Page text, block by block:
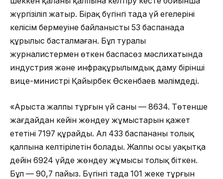
жүргізіліп жатыр. Бірақ бүгінгі таңда үй егелерінің
келісім бермеуіне байланысты 53 баспанада
құрылыс басталмаған. Бұл туралы
журналистермен өткен баспасөз мәслихатында
индустрия және инфрақұрылымдық даму бірінші
вице-министрі Қайырбек Өскенбаев мәлімдеді.
«Арыста жалпы тұрғын үй саны — 8634. Төтенше
жағдайдан кейін жөндеу жұмыстарын қажет
ететіні 7197 құрайды. Ал 433 баспананы толық
қалпына келтірілетін болады. Жалпы осы уақытқа
дейін 6924 үйде жөндеу жұмысы толық біткен.
Бұл — 90,7 пайыз. Бүгінгі таңда 101 жеке тұрғын